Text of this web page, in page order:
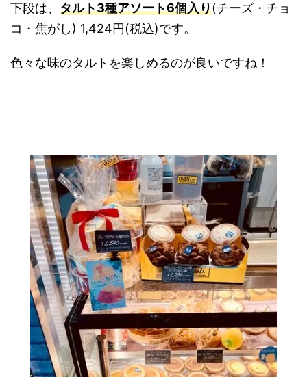
下段は、 タルト3種アソート6個入り(チーズ・チョ
コ・焦がし) 1,424円(税込)です。
色々な味のタルトを楽しめるのが良いですね！